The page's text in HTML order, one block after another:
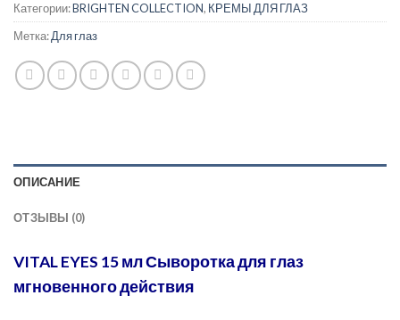
Категории:BRIGHTEN COLLECTION, КРЕМЫ ДЛЯ ГЛАЗ
Метка:Для глаз
ОПИСАНИЕ
ОТЗЫВЫ (0)
VITAL EYES 15 мл Сыворотка для глаз
мгновенного действия